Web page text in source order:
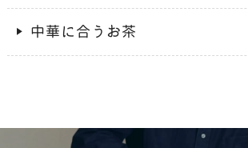
中華に合うお茶